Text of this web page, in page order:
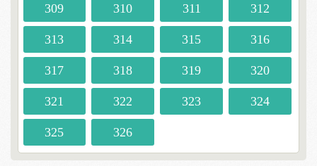
309 310 311 312
313 314 315 316
317 318 319 320
321 322 323 324
325 326